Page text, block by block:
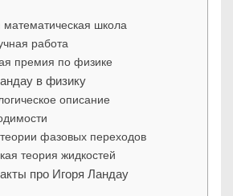
математическая школа
работа
премия по физике
в физику
описание
фазовых переходов
теория жидкостей
про Игоря Ландау